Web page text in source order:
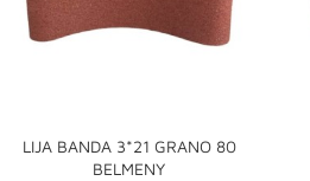
LIJA BANDA 3*21 GRANO 80
BELMENY
